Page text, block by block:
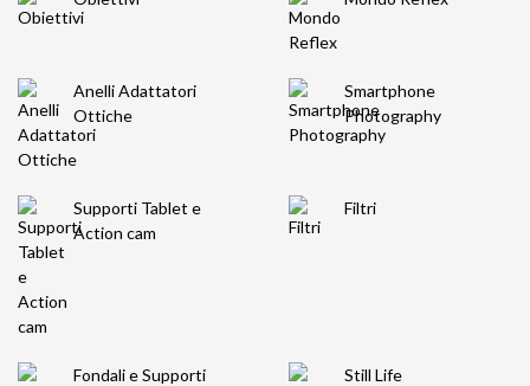
Anelli Adattatori
Ottiche
Smartphone
Photography
Supporti Tablet e
Action cam
Filtri
Fondali e Supporti Still Life